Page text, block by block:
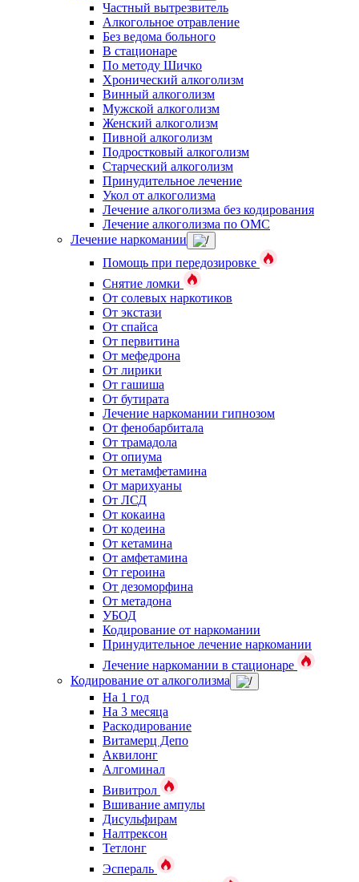
Частный вытрезвитель
Алкогольное отравление
Без ведома больного
В стационаре
По методу Шичко
Хронический алкоголизм
Винный алкоголизм
Мужской алкоголизм
Женский алкоголизм
Пивной алкоголизм
Подростковый алкоголизм
Старческий алкоголизм
Принудительное лечение
Укол от алкоголизма
Лечение алкоголизма без кодирования
Лечение алкоголизма по ОМС
Лечение наркомании
Помощь при передозировке
Снятие ломки
От солевых наркотиков
От экстази
От спайса
От первитина
От мефедрона
От лирики
От гашиша
От бутирата
Лечение наркомании гипнозом
От фенобарбитала
От трамадола
От опиума
От метамфетамина
От марихуаны
От ЛСД
От кокаина
От кодеина
От кетамина
От амфетамина
От героина
От дезоморфина
От метадона
УБОД
Кодирование от наркомании
Принудительное лечение наркомании
Лечение наркомании в стационаре
Кодирование от алкоголизма
На 1 год
На 3 месяца
Раскодирование
Витамерц Депо
Аквилонг
Алгоминал
Вивитрол
Вшивание ампулы
Дисульфирам
Налтрексон
Тетлонг
Эспераль